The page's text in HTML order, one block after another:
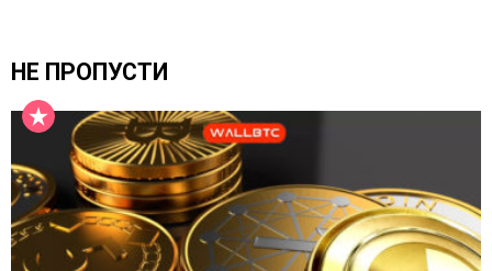
НЕ ПРОПУСТИ